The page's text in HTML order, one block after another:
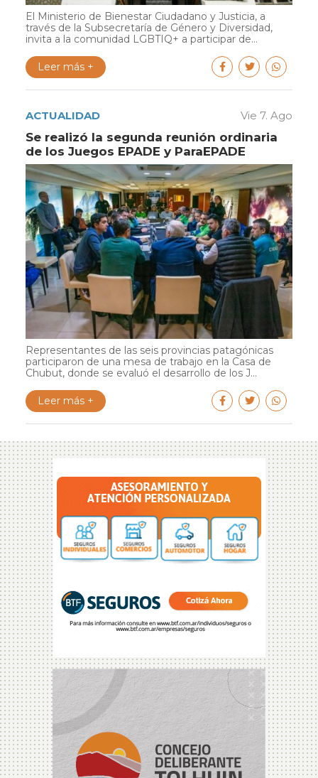
El Ministerio de Bienestar Ciudadano y Justicia, a
través de la Subsecretaría de Género y Diversidad,
invita a la comunidad LGBTIQ+ a participar de...
Leer más +
ACTUALIDAD Vie 7. Ago
Se realizó la segunda reunión ordinaria
de los Juegos EPADE y ParaEPADE
Representantes de las seis provincias patagónicas
participaron de una mesa de trabajo en la Casa de
Chubut, donde se evaluó el desarrollo de los J...
Leer más +